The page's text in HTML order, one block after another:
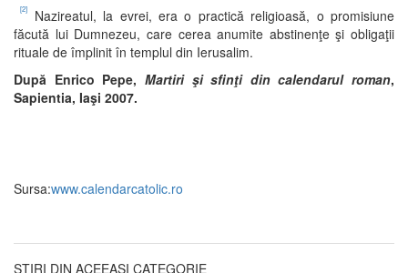
[2]
Nazireatul, la evrei, era o practică religioasă, o promisiune
făcută lui Dumnezeu, care cerea anumite abstinenţe şi obligaţii
rituale de împlinit în templul din Ierusalim.
După Enrico Pepe, Martiri şi sfinţi din calendarul roman,
Sapientia, Iaşi 2007.
Sursa:www.calendarcatolic.ro
ȘTIRI DIN ACEEAȘI CATEGORIE